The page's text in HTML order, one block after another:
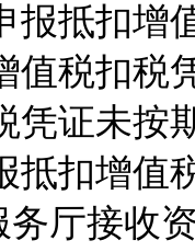
报抵扣增
值税扣税
凭证未按
抵扣增值
厅接收